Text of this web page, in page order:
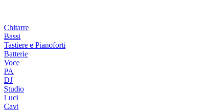
Chitarre
Bassi
Tastiere e Pianoforti
Batterie
Voce
PA
DJ
Studio
Luci
Cavi